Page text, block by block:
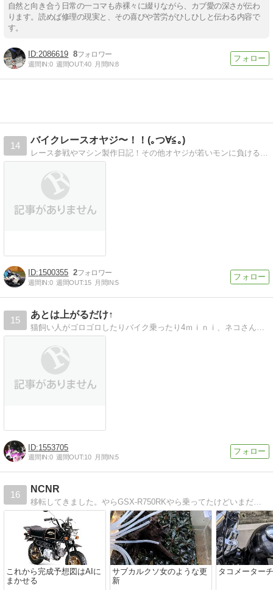
自然と向き合う日常の一コマも赤裸々に綴りながら、カブ愛の深さが伝わ
ります。読めば修理の現実と、その喜びや苦労がひしひしと伝わる内容で
す。
2086619 8
週間IN:0 週間OUT:40 月間IN:8
14
バイクレースオヤジ〜！！(｡つ∀≦｡)
レース参戦やマシン製作日記！その他オヤジが若いモンに負けるか〜！とレースに奮闘してます！
1500355 2
週間IN:0 週間OUT:15 月間IN:5
15
あとは上がるだけ↑
猫飼い人がゴロゴロしたりバイク乗ったり4ｍｉｎｉ、ネコさん、お子様、とか写真とか色々です^^
1553705
週間IN:0 週間OUT:10 月間IN:5
16
NCNR
移転してきました。やらGSX-R750RKやら乗ってたけどいまだに持っててそして一番愛するのはZXR750R。
これから完成予想図はAIに
まかせる
サブカルクソ女のような更
新
タコメーター